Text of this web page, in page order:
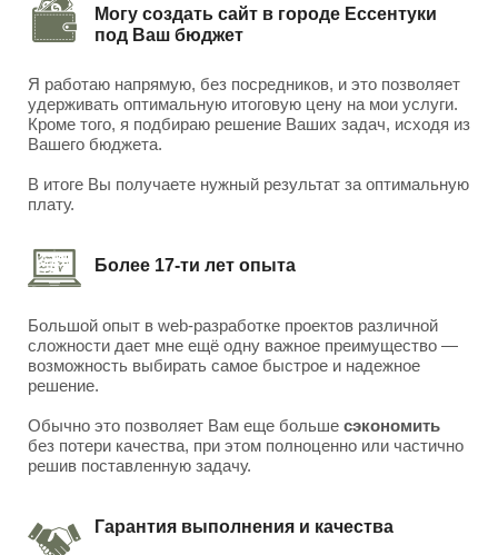
Могу создать сайт в городе Ессентуки
под Ваш бюджет
Я работаю напрямую, без посредников, и это позволяет
удерживать оптимальную итоговую цену на мои услуги.
Кроме того, я подбираю решение Ваших задач, исходя из
Вашего бюджета.
В итоге Вы получаете нужный результат за оптимальную
плату.
Более 17-ти лет опыта
Большой опыт в web-разработке проектов различной
сложности дает мне ещё одну важное преимущество —
возможность выбирать самое быстрое и надежное
решение.
Обычно это позволяет Вам еще больше сэкономить
без потери качества, при этом полноценно или частично
решив поставленную задачу.
Гарантия выполнения и качества